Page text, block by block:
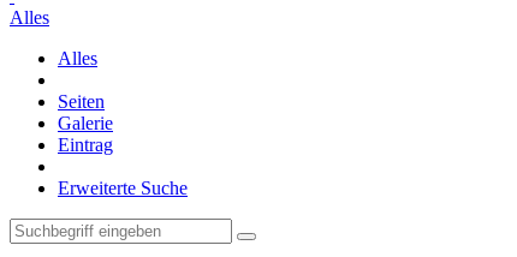
Alles
Alles
Seiten
Galerie
Eintrag
Erweiterte Suche